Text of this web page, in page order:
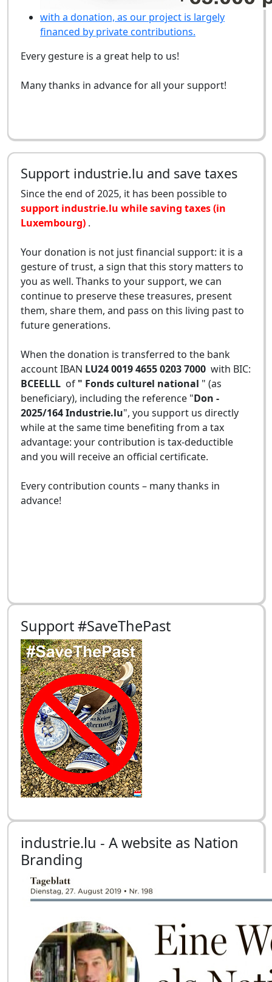
with a donation, as our project is largely
financed by private contributions.
Every gesture is a great help to us!
Many thanks in advance for all your support!
Support industrie.lu and save taxes
Since the end of 2025, it has been possible to
support industrie.lu while saving taxes (in
Luxembourg) .
Your donation is not just financial support: it is a
gesture of trust, a sign that this story matters to
you as well. Thanks to your support, we can
continue to preserve these treasures, present
them, share them, and pass on this living past to
future generations.
When the donation is transferred to the bank
account IBAN LU24 0019 4655 0203 7000 with BIC:
BCEELLL of " Fonds culturel national " (as
beneficiary), including the reference "Don -
2025/164 Industrie.lu", you support us directly
while at the same time benefiting from a tax
advantage: your contribution is tax-deductible
and you will receive an official certificate.
Every contribution counts – many thanks in
advance!
Support #SaveThePast
industrie.lu - A website as Nation
Branding